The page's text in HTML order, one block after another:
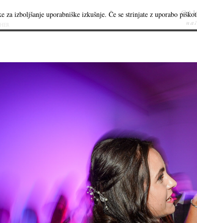
za izboljšanje uporabniške izkušnje. Če se strinjate z uporabo